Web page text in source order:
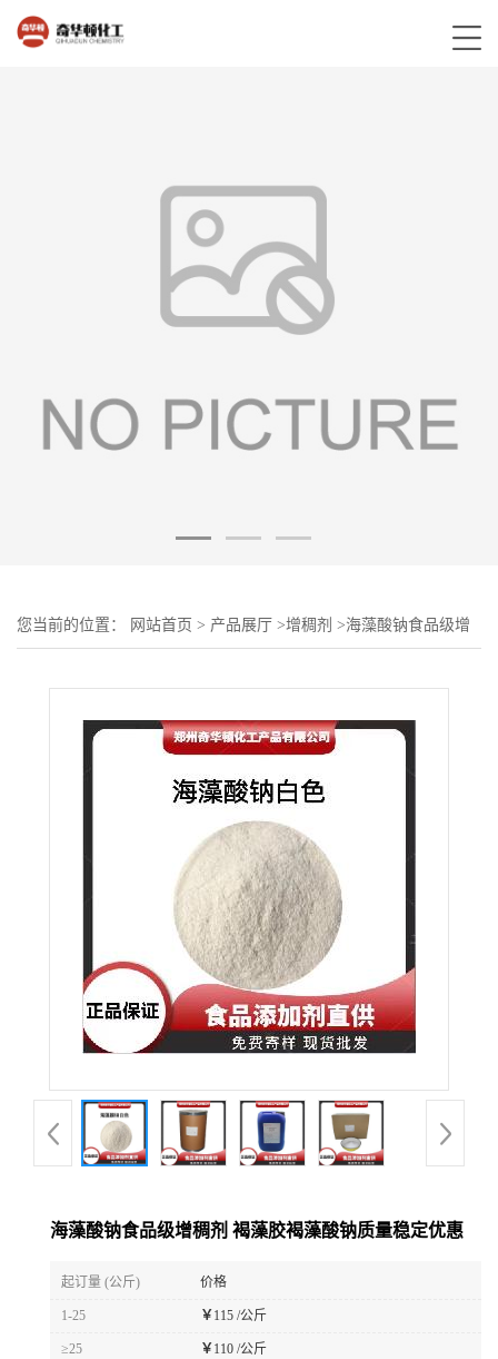
您当前的位置： 网站首页 > 产品展厅 >增稠剂 >海藻酸钠食品级增
海藻酸钠食品级增稠剂 褐藻胶褐藻酸钠质量稳定优惠
起订量 (公斤) 价格
1-25 ￥ 115 /公斤
≥25 ￥ 110 /公斤